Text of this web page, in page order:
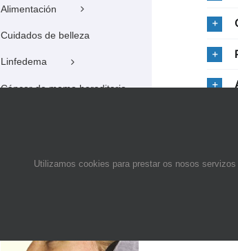
Alimentación
Cuidados de belleza
Linfedema
Cáncer de mama hereditario
Enlaces WebUtilizamos cookies para prestar os nosos